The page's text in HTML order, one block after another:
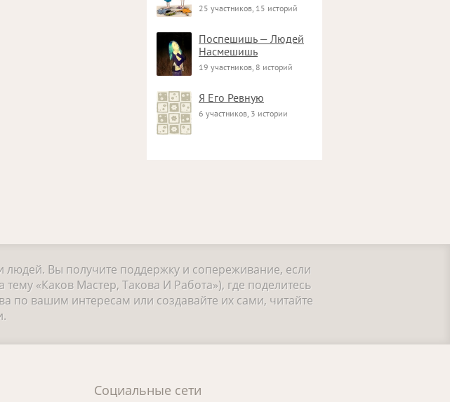
25 участников, 15 историй
Поспешишь — Людей
Насмешишь
19 участников, 8 историй
Я Его Ревную
6 участников, 3 истории
Вы получите поддержку и сопереживание, если
«Каков Мастер, Такова И Работа»), где поделитесь
вашим интересам или создавайте их сами, читайте
Социальные сети